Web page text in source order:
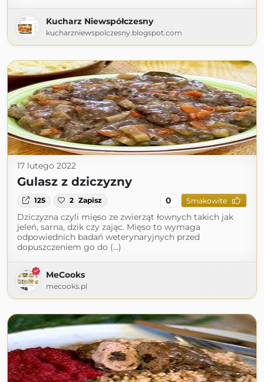
Kucharz Niewspółczesny
kucharzniewspolczesny.blogspot.com
17 lutego 2022
Gulasz z dziczyzny
125 2 Zapisz 0 Smakowite
Dziczyzna czyli mięso ze zwierząt łownych takich jak
jeleń, sarna, dzik czy zając. Mięso to wymaga
odpowiednich badań weterynaryjnych przed
dopuszczeniem go do (...)
MeCooks
mecooks.pl